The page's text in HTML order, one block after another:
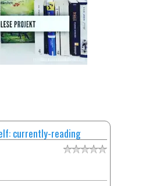
currently-reading